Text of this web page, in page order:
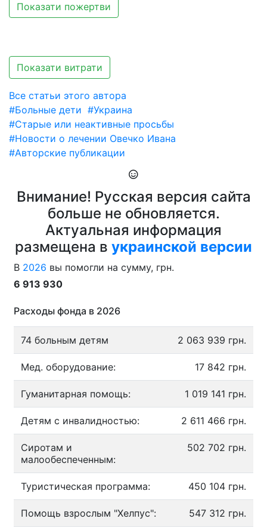
Показати пожертви
Показати витрати
Все статьи этого автора
#Больные дети #Украина
#Старые или неактивные просьбы
#Новости о лечении Овечко Ивана
#Авторские публикации
Внимание! Русская версия сайта
больше не обновляется.
Актуальная информация
размещена в украинской версии
В 2026 вы помогли на сумму, грн.
6 913 930
Расходы фонда в 2026
74 больным детям 2 063 939 грн.
Мед. оборудование: 17 842 грн.
Гуманитарная помощь: 1 019 141 грн.
Детям с инвалидностью: 2 611 466 грн.
Сиротам и
малообеспеченным:
502 702 грн.
Туристическая программа: 450 104 грн.
Помощь взрослым "Хелпус": 547 312 грн.